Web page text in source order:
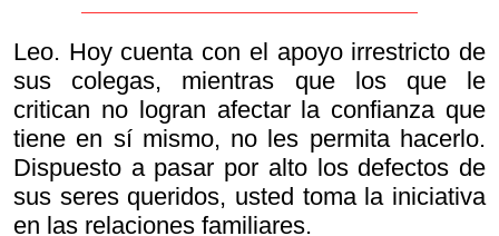
Leo. Hoy cuenta con el apoyo irrestricto de
sus colegas, mientras que los que le
critican no logran afectar la confianza que
tiene en sí mismo, no les permita hacerlo.
Dispuesto a pasar por alto los defectos de
sus seres queridos, usted toma la iniciativa
en las relaciones familiares.